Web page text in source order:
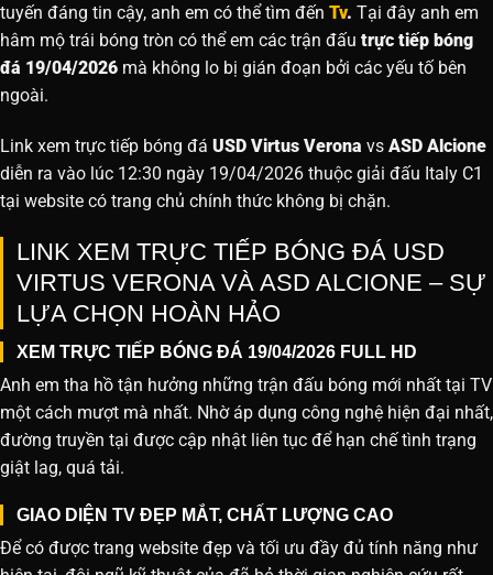
tuyến đáng tin cậy, anh em có thể tìm đến Tv. Tại đây anh em
hâm mộ trái bóng tròn có thể em các trận đấu trực tiếp bóng
đá 19/04/2026 mà không lo bị gián đoạn bởi các yếu tố bên
ngoài.
Link xem trực tiếp bóng đá USD Virtus Verona vs ASD Alcione
diễn ra vào lúc 12:30 ngày 19/04/2026 thuộc giải đấu Italy C1
tại website có trang chủ chính thức không bị chặn.
LINK XEM TRỰC TIẾP BÓNG ĐÁ USD
VIRTUS VERONA VÀ ASD ALCIONE – SỰ
LỰA CHỌN HOÀN HẢO
XEM TRỰC TIẾP BÓNG ĐÁ 19/04/2026 FULL HD
Anh em tha hồ tận hưởng những trận đấu bóng mới nhất tại TV
một cách mượt mà nhất. Nhờ áp dụng công nghệ hiện đại nhất,
đường truyền tại được cập nhật liên tục để hạn chế tình trạng
giật lag, quá tải.
GIAO DIỆN TV ĐẸP MẮT, CHẤT LƯỢNG CAO
Để có được trang website đẹp và tối ưu đầy đủ tính năng như